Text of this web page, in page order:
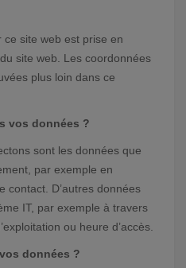
site web est prise en
site web. Les coordonnées
plus loin dans ce
vos données ?
sont les données que
par exemple en
contact. D’autres données
IT, par exemple à travers
ou heure d’accès.
données ?